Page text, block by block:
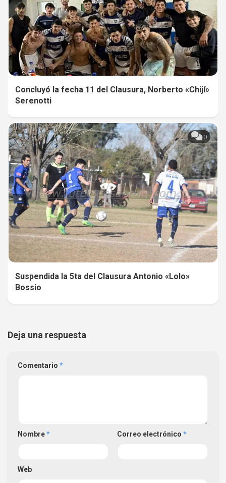
Concluyó la fecha 11 del Clausura, Norberto «Chijí»
Serenotti
0
Suspendida la 5ta del Clausura Antonio «Lolo»
Bossio
Deja una respuesta
Comentario *
Nombre* Correo electrónico *
Web